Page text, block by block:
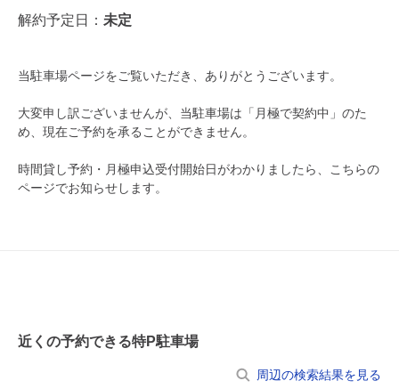
月極契約中
0:00～24:00
月極契約中
8月18日 (火)
解約予定日： 未定
当駐車場ページをご覧いただき、ありがとうございます。
大変申し訳ございませんが、当駐車場は「月極で契約中」のた
め、現在ご予約を承ることができません。
時間貸し予約・月極申込受付開始日がわかりましたら、こちらの
ページでお知らせします。
近くの予約できる特P駐車場
周辺の検索結果を見る